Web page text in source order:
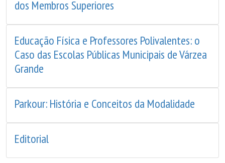
dos Membros Superiores
Educação Física e Professores Polivalentes: o
Caso das Escolas Públicas Municipais de Várzea
Grande
Parkour: História e Conceitos da Modalidade
Editorial